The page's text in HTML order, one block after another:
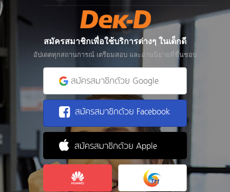
สมัครสมาชิกเพื่อใช้บริการต่างๆ ในเด็กดี
อัปเดตทุกสถานการณ์ เตรียมสอบ และอ่านนิยายที่ชื่นชอบ
สมัครสมาชิกด้วย Google
สมัครสมาชิกด้วย Facebook
สมัครสมาชิกด้วย Apple